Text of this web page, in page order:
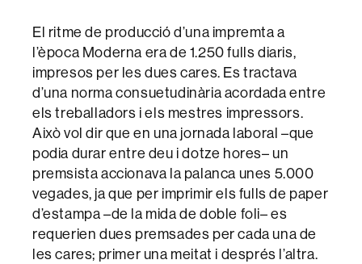
El ritme de producció d’una impremta a
l’època Moderna era de 1.250 fulls diaris,
impresos per les dues cares. Es tractava
d’una norma consuetudinària acordada entre
els treballadors i els mestres impressors.
Això vol dir que en una jornada laboral –que
podia durar entre deu i dotze hores– un
premsista accionava la palanca unes 5.000
vegades, ja que per imprimir els fulls de paper
d’estampa –de la mida de doble foli– es
requerien dues premsades per cada una de
les cares; primer una meitat i després l’altra.